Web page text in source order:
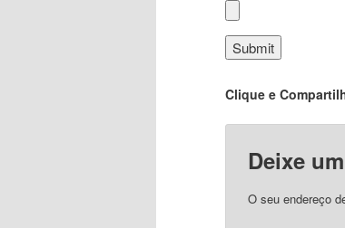
Clique e
Deixe
O seu endereço